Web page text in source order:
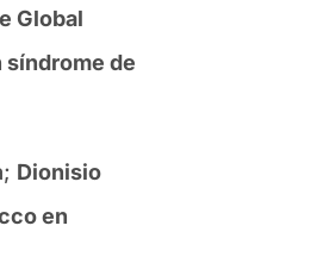
Global
síndrome de
Dionisio
en